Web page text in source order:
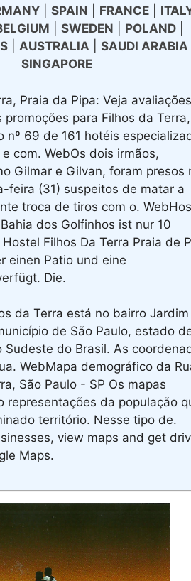
| SPAIN FRANCE|
SWEDEN POLAND|
| AUSTRALIA| SAUDI ARABIA
SINGAPORE
Praia da Pipa: Veja
para Filhos da Terra,
nº 69 de 161 hotéis
com. WebOs dois irmãos,
Gilmar e Gilvan, foram presos
feira (31) suspeitos de matar a
troca de tiros com o.
dos Golfinhos ist nur 10
Filhos Da Terra Praia de
einen Patio und eine
Die.
da Terra está no bairro Jardim
de São Paulo, estado
Sudeste do Brasil. As
WebMapa demográfico da
São Paulo - SP Os mapas
representações da população
território. Nesse tipo de.
view maps and get
Maps.